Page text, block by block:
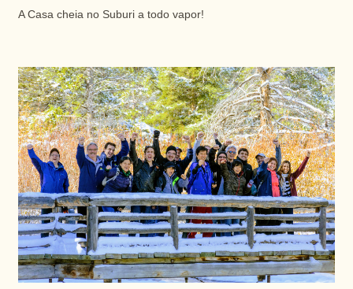
A Casa cheia no Suburi a todo vapor!